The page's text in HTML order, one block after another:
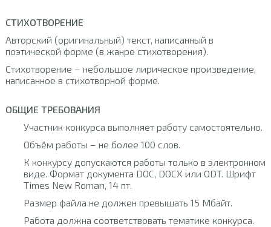
СТИХОТВОРЕНИЕ
Авторский (оригинальный) текст, написанный в
поэтической форме (в жанре стихотворения).
Стихотворение – небольшое лирическое произведение,
написанное в стихотворной форме.
ОБЩИЕ ТРЕБОВАНИЯ
Участник конкурса выполняет работу самостоятельно.
Объём работы – не более 100 слов.
К конкурсу допускаются работы только в электронном
виде. Формат документа DOC, DOCX или ODT. Шрифт
Times New Roman, 14 пт.
Размер файла не должен превышать 15 Мбайт.
Работа должна соответствовать тематике конкурса.